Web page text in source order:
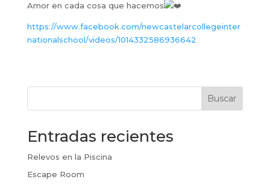
Amor en cada cosa que hacemos
https://www.facebook.com/newcastelarcollegeinter
nationalschool/videos/1014332586936642
Buscar
Entradas recientes
Relevos en la Piscina
Escape Room